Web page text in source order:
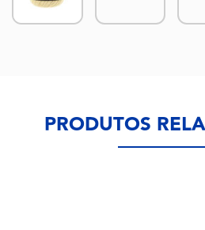
PRODUTOS